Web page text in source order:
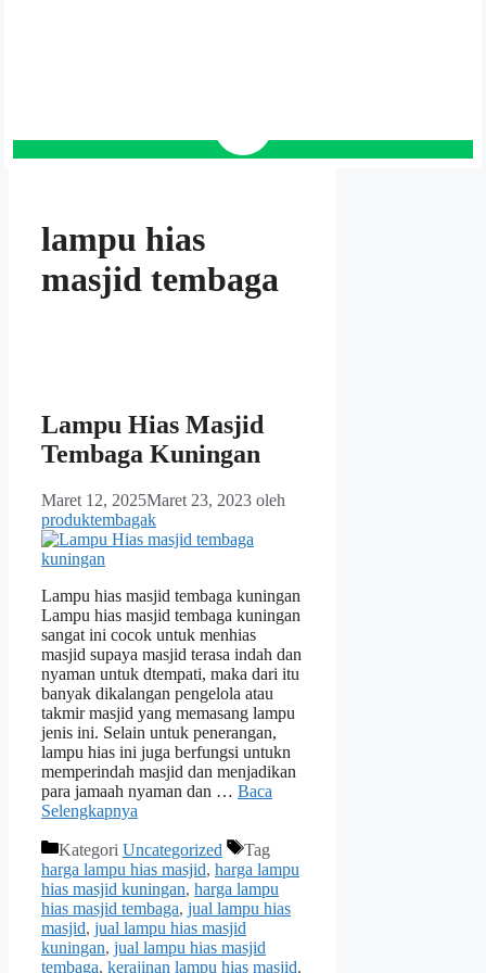
lampu hias
masjid tembaga
Lampu Hias Masjid
Tembaga Kuningan
Maret 12, 2025Maret 23, 2023 oleh
produktembagak
Lampu hias masjid tembaga kuningan
Lampu hias masjid tembaga kuningan
sangat ini cocok untuk menhias
masjid supaya masjid terasa indah dan
nyaman untuk dtempati, maka dari itu
banyak dikalangan pengelola atau
takmir masjid yang memasang lampu
jenis ini. Selain untuk penerangan,
lampu hias ini juga berfungsi untukn
memperindah masjid dan menjadikan
para jamaah nyaman dan … Baca
Selengkapnya
Kategori Uncategorized
Tag
harga lampu hias masjid, harga lampu
hias masjid kuningan, harga lampu
hias masjid tembaga, jual lampu hias
masjid, jual lampu hias masjid
kuningan, jual lampu hias masjid
tembaga, kerajinan lampu hias masjid,